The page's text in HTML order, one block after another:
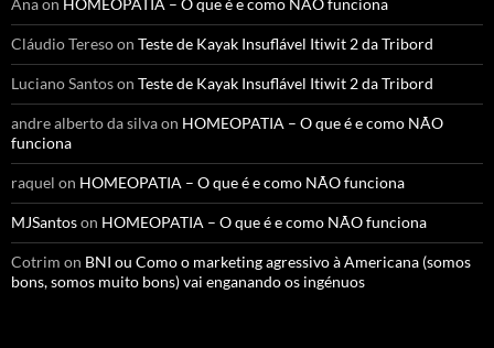
Anaon HOMEOPATIA – O que é e como NÃO funciona
Cláudio Teresoon Teste de Kayak Insuflável Itiwit 2 da Tribord
Luciano Santoson Teste de Kayak Insuflável Itiwit 2 da Tribord
andre alberto da silvaon HOMEOPATIA – O que é e como NÃO
funciona
raquel on HOMEOPATIA – O que é e como NÃO funciona
MJSantoson HOMEOPATIA – O que é e como NÃO funciona
Cotrim on BNI ou Como o marketing agressivo à Americana (somos
bons, somos muito bons) vai enganando os ingénuos